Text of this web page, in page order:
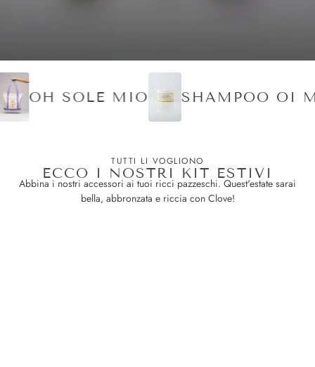
OH SOLE MIO SHAMPOO
TUTTI LI VOGLIONO
ECCO I NOSTRI KIT ESTIVI
Abbina i nostri accessori ai tuoi ricci pazzeschi. Quest'estate sarai
bella, abbronzata e riccia con Clove!